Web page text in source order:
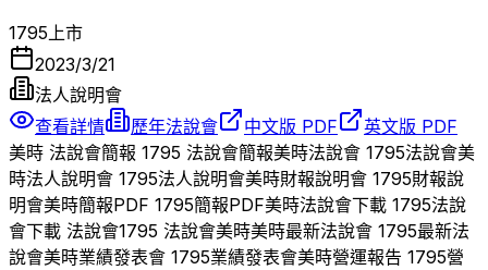
1795 上市
2023/3/21
法人說明會
查看詳情
歷年法說會 中文版 PDF
英文版 PDF
美時 法說會簡報 1795 法說會簡報美時法說會 1795法說會美
時法人說明會 1795法人說明會美時財報說明會 1795財報說
明會美時簡報PDF 1795簡報PDF美時法說會下載 1795法說
會下載 法說會1795 法說會美時美時最新法說會 1795最新法
說會美時業績發表會 1795業績發表會美時營運報告 1795營